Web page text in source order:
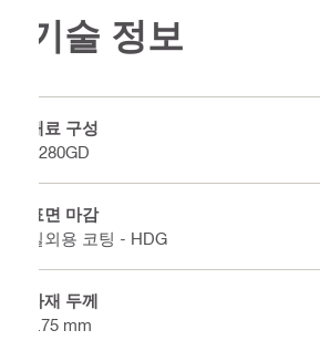
기술 정보
재료 구성
S280GD
표면 마감
실외용 코팅 - HDG
자재 두께
2.75 mm